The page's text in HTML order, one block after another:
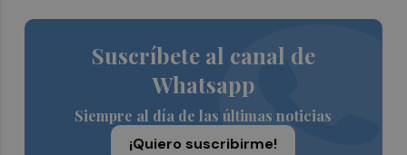
Suscríbete al canal de
Whatsapp
Siempre al día de las últimas noticias
¡Quiero suscribirme!